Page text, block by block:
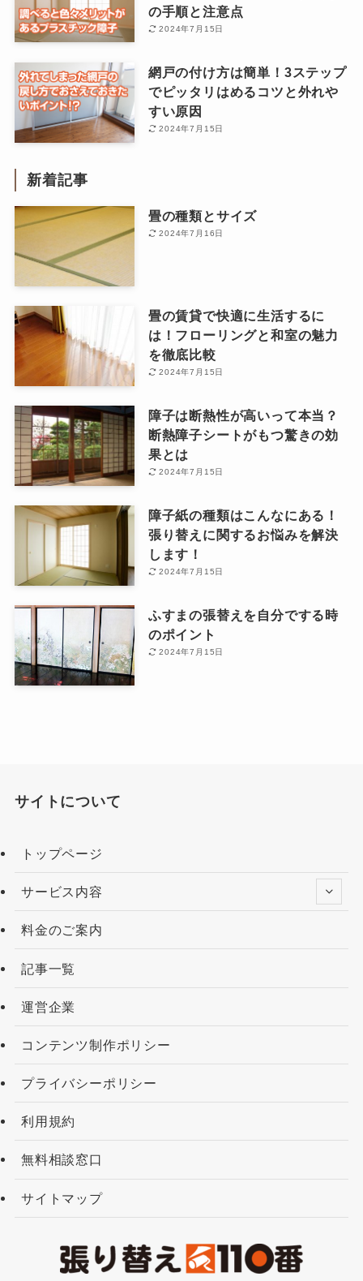
の手順と注意点
2024年7月15日
網戸の付け方は簡単！3ステップ
でピッタリはめるコツと外れや
すい原因
2024年7月15日
新着記事
畳の種類とサイズ
2024年7月16日
畳の賃貸で快適に生活するに
は！フローリングと和室の魅力
を徹底比較
2024年7月15日
障子は断熱性が高いって本当？
断熱障子シートがもつ驚きの効
果とは
2024年7月15日
障子紙の種類はこんなにある！
張り替えに関するお悩みを解決
します！
2024年7月15日
ふすまの張替えを自分でする時
のポイント
2024年7月15日
サイトについて
トップページ
サービス内容
料金のご案内
記事一覧
運営企業
コンテンツ制作ポリシー
プライバシーポリシー
利用規約
無料相談窓口
サイトマップ